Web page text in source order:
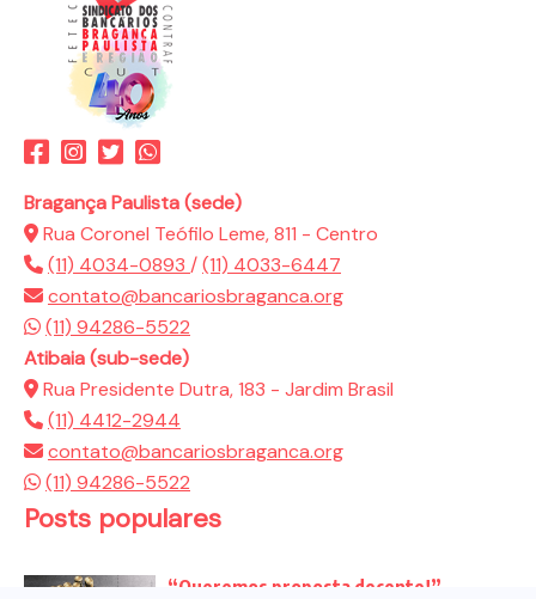
Bragança Paulista (sede)
Rua Coronel Teófilo Leme, 811 - Centro
(11) 4034-0893 /(11) 4033-6447
contato@bancariosbraganca.org
(11) 94286-5522
Atibaia (sub-sede)
Rua Presidente Dutra, 183 - Jardim Brasil
(11) 4412-2944
contato@bancariosbraganca.org
(11) 94286-5522
Posts populares
“Queremos proposta decente!”